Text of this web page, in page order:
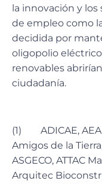
la innovación y
de empleo como
decidida por
oligopolio
renovables
ciudadanía.
(1)
ADICAE,
Amigos de la
ASGECO, ATTAC
Arquitec